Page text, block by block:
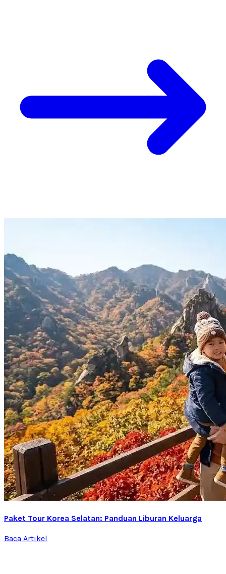
Paket Tour Korea Selatan: Panduan Liburan Keluarga
Baca Artikel